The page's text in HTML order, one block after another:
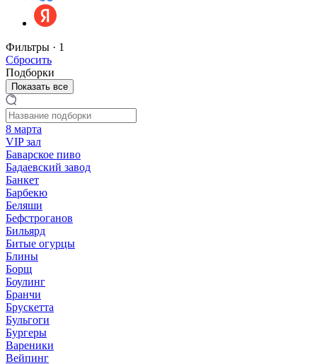
Фильтры · 1
Сбросить
Подборки
Показать все
8 марта
VIP зал
Баварское пиво
Бадаевский завод
Банкет
Барбекю
Беляши
Бефстроганов
Бильярд
Битые огурцы
Блины
Борщ
Боулинг
Бранчи
Брускетта
Бульгоги
Бургеры
Вареники
Вейпинг